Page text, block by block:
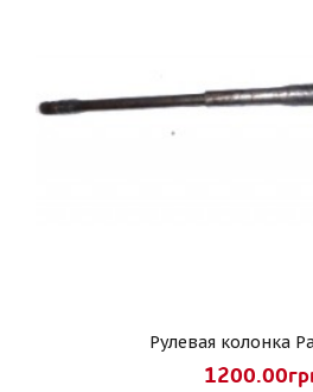
Рулевая колонка